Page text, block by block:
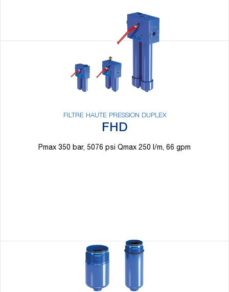
FILTRE HAUTE PRESSION DUPLEX
FHD
Pmax 350 bar, 5076 psi Qmax 250 l/m, 66 gpm